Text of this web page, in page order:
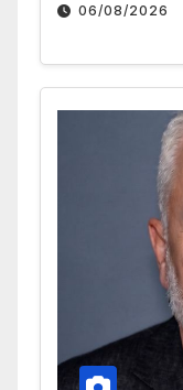
06/08/2026